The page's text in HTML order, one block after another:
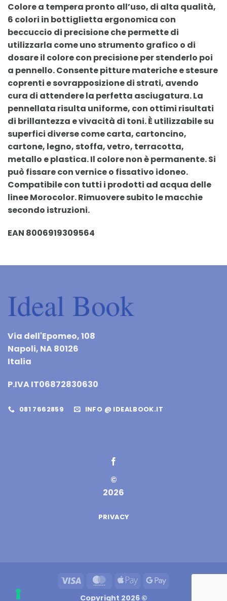
Colore a tempera pronto all’uso, di alta qualità,
6 colori in bottiglietta ergonomica con
beccuccio di precisione che permette di
utilizzarla come uno strumento grafico o di
dosare il colore con precisione per stenderlo poi
a pennello. Consente pitture materiche e stesure
coprenti e sovrapposizione di strati, avendo
cura di attendere la perfetta asciugatura. La
pennellata risulta uniforme, con ottimi risultati
di brillantezza e vivacità di toni. È utilizzabile su
superfici diverse come carta, cartoncino,
cartone, legno, stoffa, vetro, terracotta,
metallo e plastica. Il colore non è permanente. Si
può fissare con vernice o fissativo idoneo.
Compatibile con tutti i prodotti ad acqua delle
linee Morocolor. Rimuovere subito le macchie
secondo istruzioni.
EAN 8006919309564
Via dell'Epomeo, 108
Napoli, NA 80126
Italia
P.IVA IT06872830630
081 7662859 INFO @ IDEALBOOK.IT
©
2026
PRIVACY
Visa MasterCard
Apple Google
Copyright 2026 ©